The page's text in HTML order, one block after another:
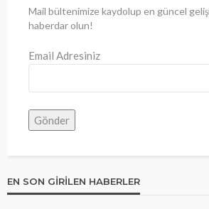
Mail bültenimize kaydolup en güncel
haberdar olun!
Email Adresiniz
EN SON GIRILEN HABERLER